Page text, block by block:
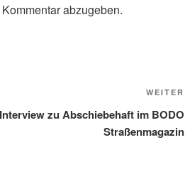
abzugeben.
WEITER
Interview zu Abschiebehaft im BODO
Straßenmagazin